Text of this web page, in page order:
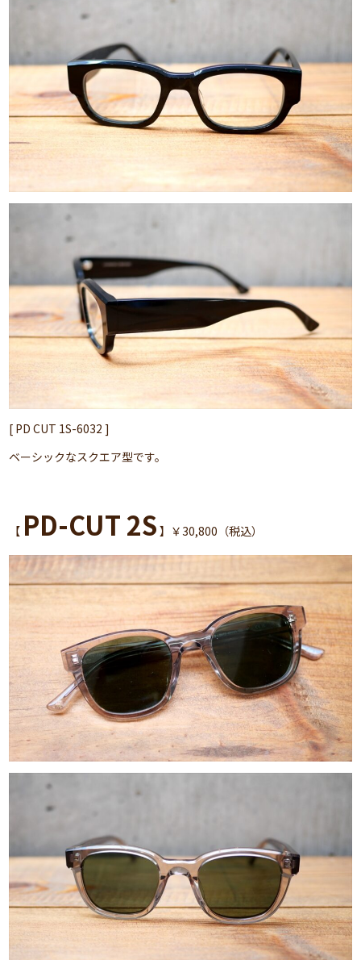
[ PD CUT 1S-6032 ]
ベーシックなスクエア型です。
【 PD-CUT 2S 】￥30,800（税込）